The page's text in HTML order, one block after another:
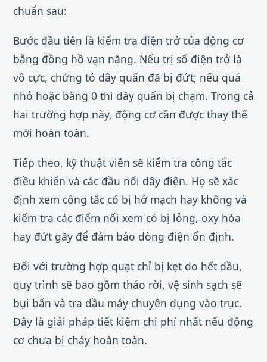
chuẩn sau:
Bước đầu tiên là kiểm tra điện trở của động cơ
bằng đồng hồ vạn năng. Nếu trị số điện trở là
vô cực, chứng tỏ dây quấn đã bị đứt; nếu quá
nhỏ hoặc bằng 0 thì dây quấn bị chạm. Trong cả
hai trường hợp này, động cơ cần được thay thế
mới hoàn toàn.
Tiếp theo, kỹ thuật viên sẽ kiểm tra công tắc
điều khiển và các đầu nối dây điện. Họ sẽ xác
định xem công tắc có bị hở mạch hay không và
kiểm tra các điểm nối xem có bị lỏng, oxy hóa
hay đứt gãy để đảm bảo dòng điện ổn định.
Đối với trường hợp quạt chỉ bị kẹt do hết dầu,
quy trình sẽ bao gồm tháo rời, vệ sinh sạch sẽ
bụi bẩn và tra dầu máy chuyên dụng vào trục.
Đây là giải pháp tiết kiệm chi phí nhất nếu động
cơ chưa bị cháy hoàn toàn.